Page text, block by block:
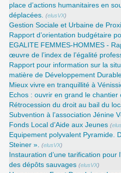
place d’actions humanitaires en
déplacées. (elusVX)
Gestion Sociale et Urbaine de
Rapport d’orientation budgétaire
EGALITE FEMMES-HOMMES -
œuvre de l’index de l’égalité
Rapport pour information sur la
matière de Développement
Mieux vivre en tranquillité à
Echos : ouvrir en grand le chantier
Rétrocession du droit au bail du
Subvention à l’association Jénine
Fonds Local d’Aide aux Jeunes (
Equipement polyvalent Pyramide.
Steiner ». (elusVX)
Instauration d’une tarification
des dépôts sauvages (elusVX)